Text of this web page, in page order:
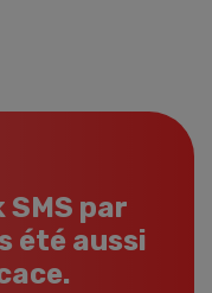
SMS par
été aussi